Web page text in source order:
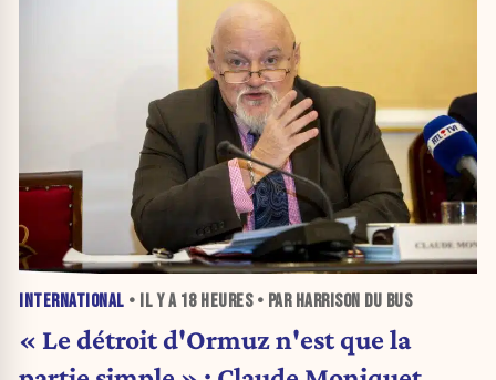
INTERNATIONAL • IL Y A 18 HEURES• PAR HARRISON DU BUS
« Le détroit d'Ormuz n'est que la